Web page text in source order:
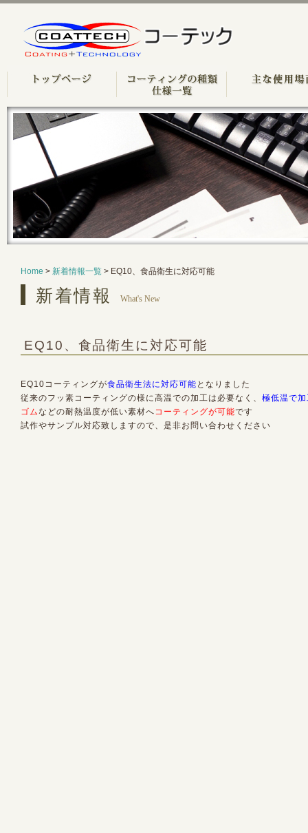
Home > 新着情報一覧 > EQ10、食品衛生に対応可能
新着情報 What's New
EQ10、食品衛生に対応可能
EQ10コーティングが食品衛生法に対応可能 となりました
従来のフッ素コーティングの様に高温での加工は必要なく、 極低温で
ゴムなどの耐熱温度が低い素材へコーティングが可能です
試作やサンプル対応致しますので、是非お問い合わせください